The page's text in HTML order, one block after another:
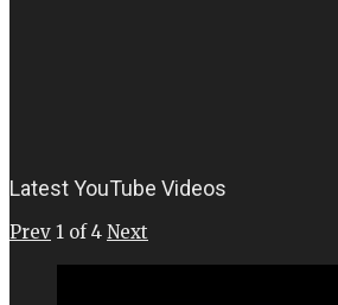
Latest YouTube Videos
Prev 1 of 4 Next